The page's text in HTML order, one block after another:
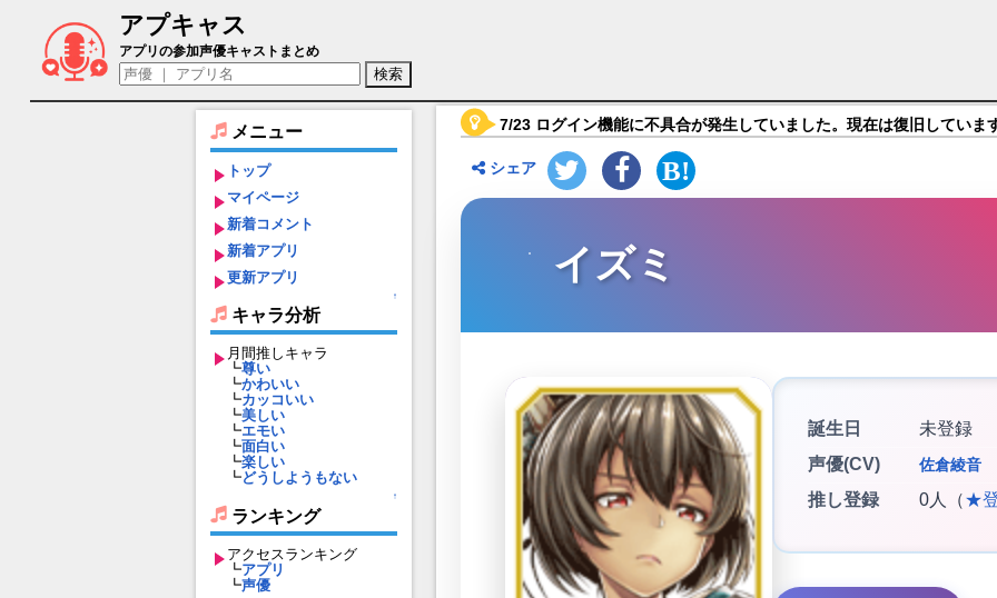
アプキャス
イズミ（声優：佐倉綾音)【アルカ・ラスト 終わる世界と歌姫の果実】キャラ紹介
アプリの参加声優キャストまとめ
メニュー
トップ
マイページ
新着コメント
新着アプリ
更新アプリ
↑
キャラ分析
月間推しキャラ
┗尊い
┗かわいい
┗カッコいい
┗美しい
┗エモい
┗面白い
┗楽しい
┗どうしようもない
↑
ランキング
アクセスランキング
┗アプリ
┗声優
7/23 ログイン機能に不具合が発生していました。現在は復旧していま
シェア
イズミ
誕生日
未登録
声優(CV)
佐倉綾音
推し登録 0人（★